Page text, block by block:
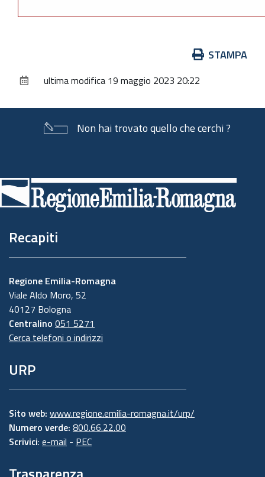
documento
STAMPA
ultima modifica 19 maggio 2023 20:22
Non hai trovato quello che cerchi ?
di
pagina
Recapiti
Regione Emilia-Romagna
Viale Aldo Moro, 52
40127 Bologna
Centralino 051 5271
Cerca telefoni o indirizzi
URP
Sito web: www.regione.emilia-romagna.it/urp/
Numero verde: 800.66.22.00
Scrivici: e-mail - PEC